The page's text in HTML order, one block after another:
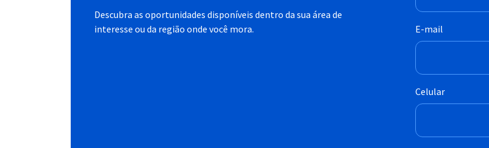
Descubra as oportunidades disponíveis dentro da sua área de
interesse ou da região onde você mora.
E-mail
Celular